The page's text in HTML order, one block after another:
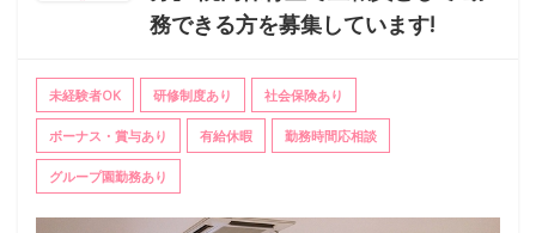
務できる方を募集しています!
未経験者OK 研修制度あり 社会保険あり
ボーナス・賞与あり 有給休暇 勤務時間応相談
グループ園勤務あり